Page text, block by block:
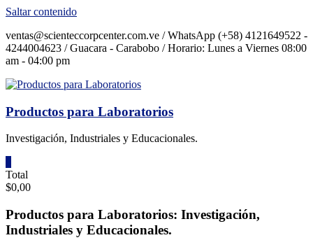
Saltar contenido
ventas@scienteccorpcenter.com.ve / WhatsApp (+58) 4121649522 -
4244004623 / Guacara - Carabobo / Horario: Lunes a Viernes 08:00
am - 04:00 pm
Productos para Laboratorios
Investigación, Industriales y Educacionales.
Total
$0,00
Productos para Laboratorios: Investigación,
Industriales y Educacionales.